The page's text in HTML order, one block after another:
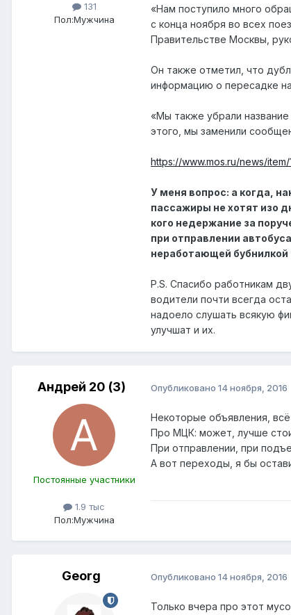
131
Пол:Мужчина
«Нам поступило много
с конца ноября во всех
Правительстве Москвы,
Он также отметил, что
информацию о пересадке
«Мы также убрали
этого, мы заменили
https://www.mos.ru/news/
У меня вопрос: а когда,
пассажиры не хотят изо
кого недержание за
при отправлении
неработающей
P.S. Спасибо работникам
водители почти всегда
надоело слушать всякую
улучшат и их.
Андрей 20 (3)
Постоянные участники
1.9 тыс
Пол:Мужчина
Опубликовано 14 ноября, 2016
Некоторые объявления,
Про МЦК: может, лучше
При отправлении, при
А вот переходы, я бы
Georg Опубликовано 14 ноября, 2016
Только вчера про этот